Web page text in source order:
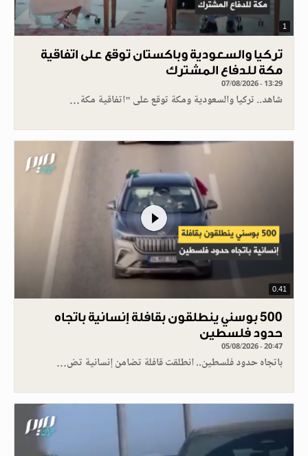
1
تركيا والسعودية وباكستان توقع على اتفاقية
مكة للدفاع المشترك
07/08/2026 - 13:29
شاهد.. تركيا والسعودية ومكة توقع على "اتفاقية مكة…
0.41
500 بوسني ينطلقون بقافلة إنسانية باتجاه
حدود فلسطين
05/08/2026 - 20:47
باتجاه حدود فلسطين.. انطلقت قافلة تضامن إنسانية تض…